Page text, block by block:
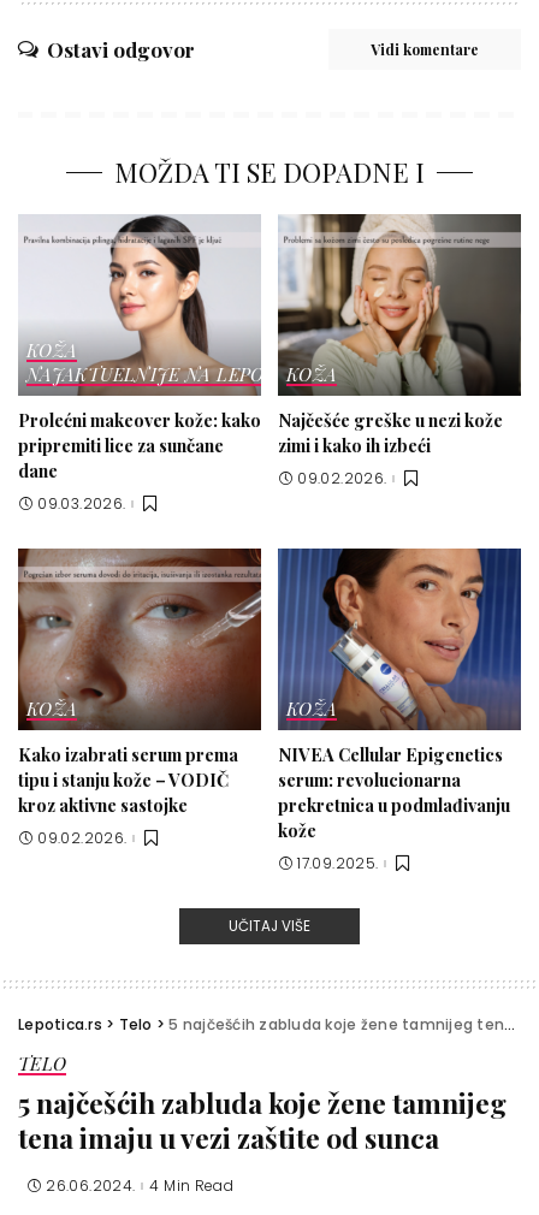
Ostavi odgovor Vidi komentare
MOŽDA TI SE DOPADNE I
KOŽA
NAJAKTUELNIJE NA LEPOTICI
Prolećni makeover kože: kako
pripremiti lice za sunčane
dane
09.03.2026.
KOŽA
Najčešće greške u nezi kože
zimi i kako ih izbeći
09.02.2026.
KOŽA
Kako izabrati serum prema
tipu i stanju kože – VODIČ
kroz aktivne sastojke
09.02.2026.
KOŽA
NIVEA Cellular Epigenetics
serum: revolucionarna
prekretnica u podmlađivanju
kože
17.09.2025.
UČITAJ VIŠE
Lepotica.rs > Telo >5 najčešćih zabluda koje žene tamnijeg tena imaju u vezi zaštite od sunca
TELO
5 najčešćih zabluda koje žene tamnijeg
tena imaju u vezi zaštite od sunca
26.06.2024. 4 Min Read